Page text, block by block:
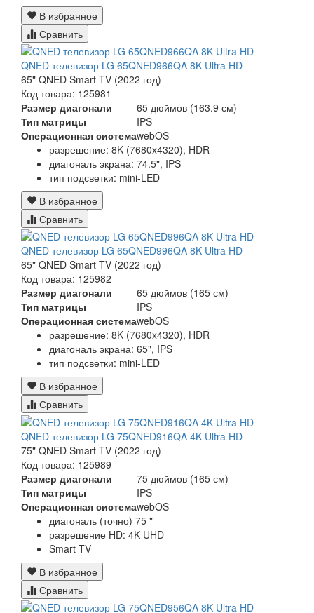
В избранное
Сравнить
QNED телевизор LG 65QNED966QA 8K Ultra HD
65" QNED Smart TV (2022 год)
Код товара: 125981
Размер диагонали
65 дюймов (163.9 см)
Тип матрицы
IPS
Операционная системаwebOS
разрешение: 8K (7680x4320), HDR
диагональ экрана: 74.5", IPS
тип подсветки: mini-LED
В избранное
Сравнить
QNED телевизор LG 65QNED996QA 8K Ultra HD
65" QNED Smart TV (2022 год)
Код товара: 125982
Размер диагонали
65 дюймов (165 см)
Тип матрицы
IPS
Операционная системаwebOS
разрешение: 8K (7680x4320), HDR
диагональ экрана: 65", IPS
тип подсветки: mini-LED
В избранное
Сравнить
QNED телевизор LG 75QNED916QA 4K Ultra HD
75" QNED Smart TV (2022 год)
Код товара: 125989
Размер диагонали
75 дюймов (165 см)
Тип матрицы
IPS
Операционная системаwebOS
диагональ (точно) 75 "
разрешение HD: 4K UHD
Smart TV
В избранное
Сравнить